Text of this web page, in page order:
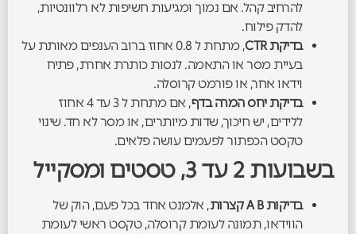
להרחיב קהל. אם נמוך ומגיעות חשיפות לא רלוונטיות,
להדק פילוח.
בדיקת CTR
, מתחת ל 0.8 אחוז ברוב הענפים מאותת על
בעיית מסר או התאמה. לנסות כותרת אחרת, פתיח
וידאו אחר, או פורמט קרוסלה.
בדיקת יחס המרה בדף
, אם מתחת ל 3 עד 4 אחוז
ללידים, יש חיכוך, שדות מיותרים, או מסר לא חד. שינוי
טקסט הכפתור לפעמים עושה פלאים.
בשבועות 2 עד 3, טסטים ומסקייל
בדיקות A B קצרות
, אלמנט אחד בכל פעם, הוק של
הווידאו, תמונה לעומת קרוסלה, טקסט ראשי לעומת